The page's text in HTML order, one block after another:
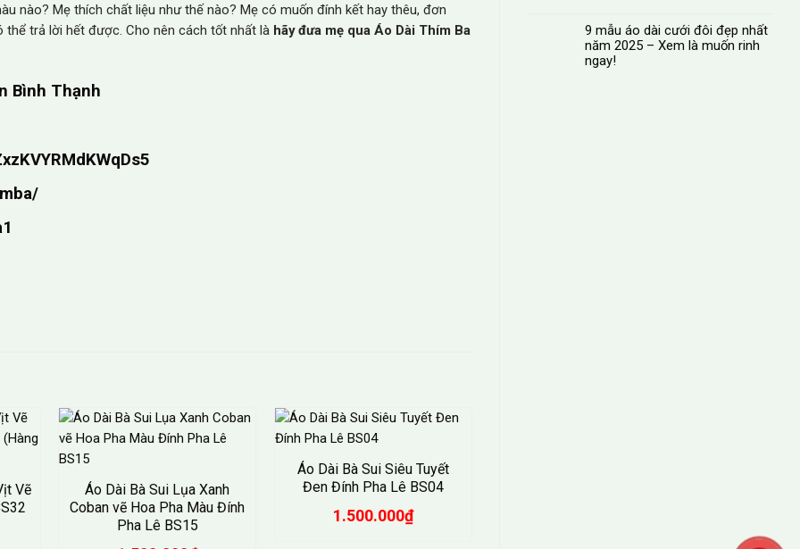
9 mẫu áo dài cưới đôi đẹp nhất
năm 2025 – Xem là muốn rinh
ngay!
nào? Mẹ thích chất liệu như thế nào? Mẹ có muốn đính kết hay thêu, đơn
thể trả lời hết được. Cho nên cách tốt nhất là hãy đưa mẹ qua Áo Dài Thím Ba
Bình Thạnh
Vẽ
Áo Dài Bà Sui Lụa Xanh
Coban vẽ Hoa Pha Màu Đính
Pha Lê BS15
Áo Dài Bà Sui Siêu Tuyết
Đen Đính Pha Lê BS04
1.500.000₫